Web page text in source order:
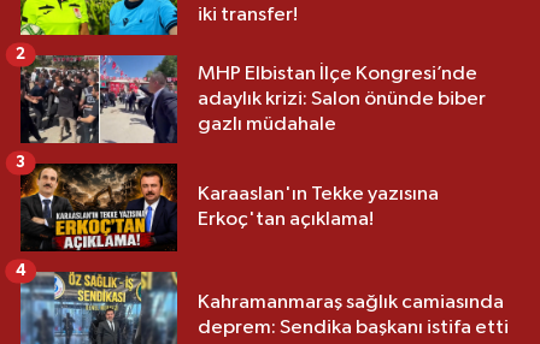
iki transfer!
MHP Elbistan İlçe Kongresi’nde
adaylık krizi: Salon önünde biber
gazlı müdahale
2
Karaaslan'ın Tekke yazısına
Erkoç'tan açıklama!
3
Kahramanmaraş sağlık camiasında
deprem: Sendika başkanı istifa etti
4